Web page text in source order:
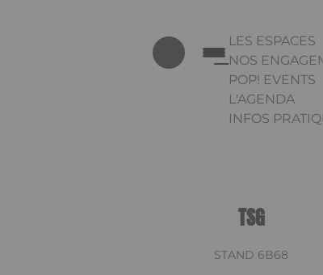
LES ESPACES
NOS
POP! EVENTS
L'AGENDA
INFOS
TSG
STAND 6B68